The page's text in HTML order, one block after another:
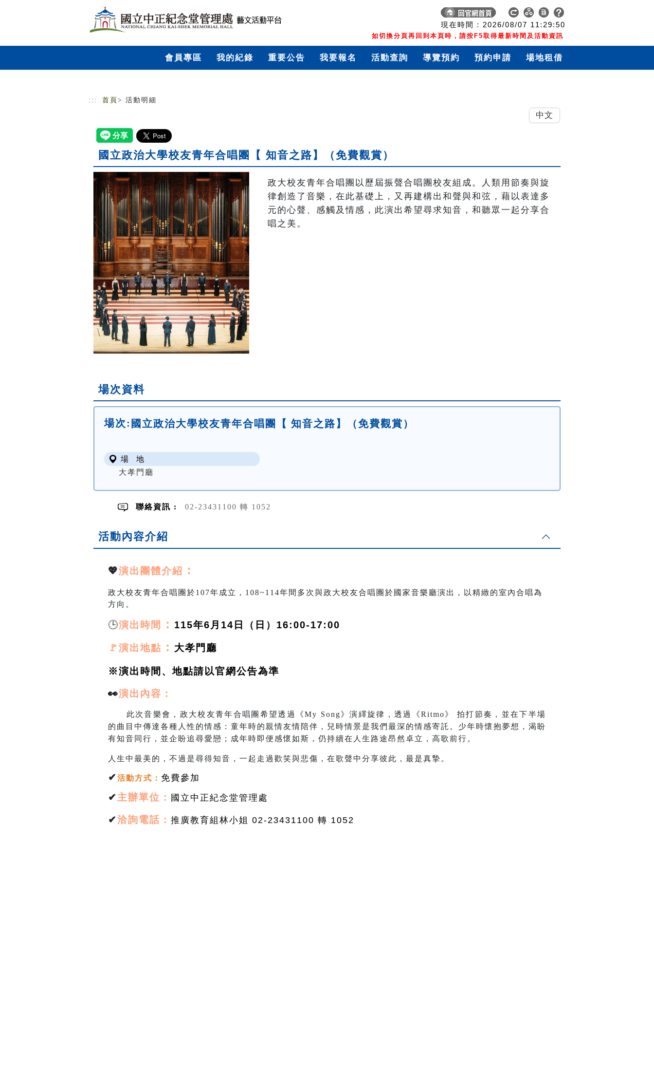
現在時間 : 2026/08/07 11:29:50
如切換分頁再回到本頁時，請按F5取得最新時間及活動資訊
會員專區 我的紀錄 重要公告 我要報名 活動查詢 導覽預約 預約申請 場地租借
::: 首頁 > 活動明細
國立政治大學校友青年合唱團【 知音之路】（免費觀賞）
政大校友青年合唱團以歷屆振聲合唱團校友組成。人類用節奏與旋
律創造了音樂，在此基礎上，又再建構出和聲與和弦，藉以表達多
元的心聲、感觸及情感，此演出希望尋求知音，和聽眾一起分享合
唱之美。
場次資料
場次: 國立政治大學校友青年合唱團【 知音之路】（免費觀賞）
場 地
大孝門廳
聯絡資訊 : 02-23431100 轉 1052
活動內容介紹
💖演出團體介紹 ：
政大校友青年合唱團於107年成立，108~114年間多次與政大校友合唱團於國家音樂廳演出，以精緻的室內合唱為
方向。
🕒演出時間 ： 115年6月14日（日）16:00-17:00
🚩演出地點 ： 大孝門廳
※演出時間、地點請以官網公告為準
👀演出 內容：
此次音樂會，政大校友青年合唱團希望透過《My Song》演繹旋律，透過《Ritmo》 拍打節奏，並在下半場
的曲目中傳達各種人性的情感：童年時的親情友情陪伴，兒時情景是我們最深的情感寄託。少年時懷抱夢想，渴盼
有知音同行，並企盼追尋愛戀；成年時即便感懷如斯，仍持續在人生路途昂然卓立，高歌前行。
人生中最美的，不過是尋得知音，一起走過歡笑與悲傷，在歌聲中分享彼此，最是真摯。
✔活動方式 ： 免費參加
✔主辦單位： 國立中正紀念堂管理處
✔洽詢電話： 推廣教育組林小姐 02-23431100 轉 1052